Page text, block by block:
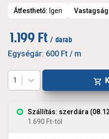
Átfesthető: Igen Vastagság
1.199 Ft / darab
Egységár: 600 Ft / m
Szállítás: szerdára
1.690 Ft-tól
1